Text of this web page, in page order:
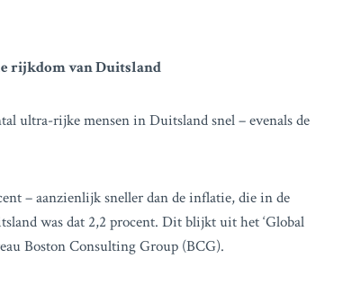
rijkdom van Duitsland
ultra-rijke mensen in Duitsland snel – evenals de
– aanzienlijk sneller dan de inflatie, die in de
was dat 2,2 procent. Dit blijkt uit het ‘Global
Boston Consulting Group (BCG).